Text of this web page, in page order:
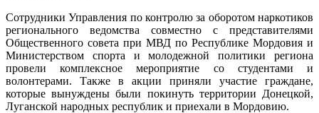
Сотрудники Управления по контролю за оборотом наркотиков
регионального ведомства совместно с представителями
Общественного совета при МВД по Республике Мордовия и
Министерством спорта и молодежной политики региона
провели комплексное мероприятие со студентами и
волонтерами. Также в акции приняли участие граждане,
которые вынуждены были покинуть территории Донецкой,
Луганской народных республик и приехали в Мордовию.